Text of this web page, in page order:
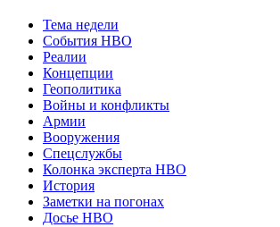
Тема недели
События НВО
Реалии
Концепции
Геополитика
Войны и конфликты
Армии
Вооружения
Спецслужбы
Колонка эксперта НВО
История
Заметки на погонах
Досье НВО